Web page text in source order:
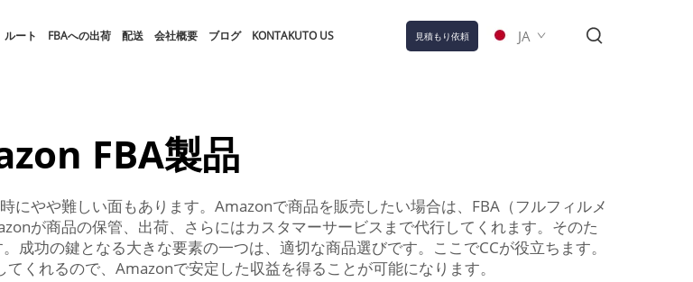
ルート FBAへの出荷 配送 会社概要 ブログ KONTAKUTO US 見積もり依頼 JA
FBA製品
やや難しい面もあります。Amazonで商品を販売したい場合は、FBA（フルフィルメ
が商品の保管、出荷、さらにはカスタマーサービスまで代行してくれます。そのた
功の鍵となる大きな要素の一つは、適切な商品選びです。ここでCCが役立ちます。
くれるので、Amazonで安定した収益を得ることが可能になります。